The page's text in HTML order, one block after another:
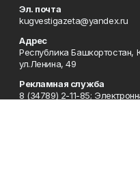
Эл. почта
kugvestigazeta@yandex.ru
Адрес
Республика Башкортостан,
ул.Ленина, 49
Рекламная служба
8 (34789) 2-11-85;